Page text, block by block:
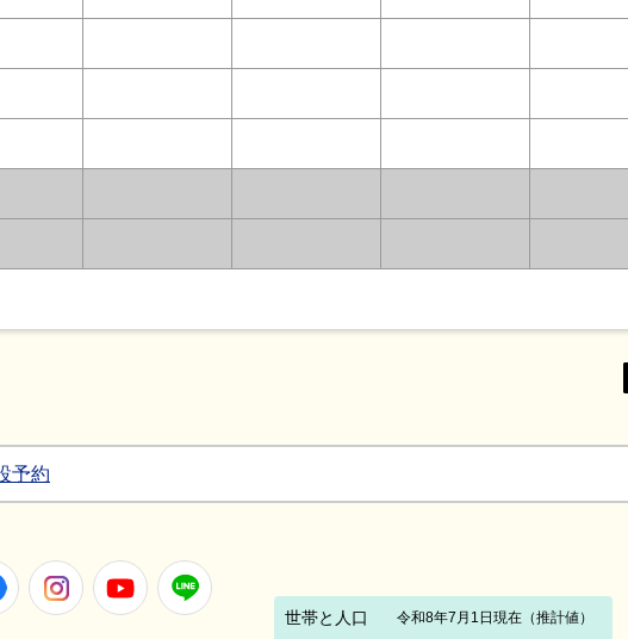
予約
FacebookInstagramYoutube